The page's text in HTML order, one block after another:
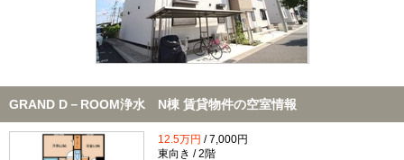
GRAND D－ROOM浄水 N棟 賃貸物件の空室情報
12.5万円 / 7,000円
東向き / 2階